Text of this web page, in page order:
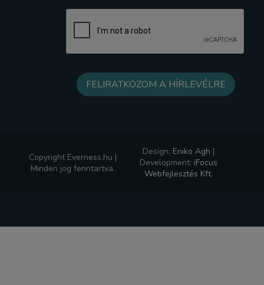
Copyright Everness.hu |
Minden jog fenntartva.
Design: Eniko Agh |
Development: iFocus
Webfejlesztés Kft.